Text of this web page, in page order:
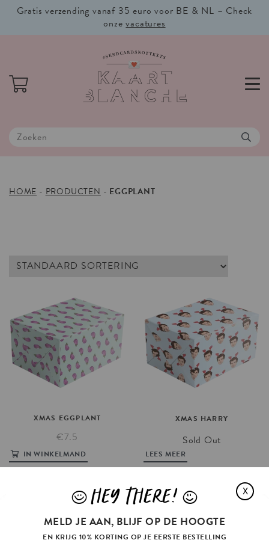
Gratis verzending vanaf 35 euro voor BE & NL – Check
onzevacatures
HOME - PRODUCTEN - EGGPLANT
XMAS EGGPLANT
€7.5
IN WINKELMAND
XMAS HARRY
Sold Out
LEES MEER
X
JHEY THERE! L
MELD JE AAN, BLIJF OP DE HOOGTE
EN KRIJG 10% KORTING OP JE EERSTE BESTELLING